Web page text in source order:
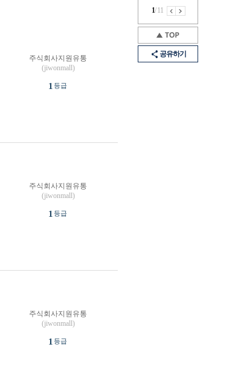
1/11
공유하기
주식회사지원유통
(jiwonmall)
1 등급
주식회사지원유통
(jiwonmall)
1 등급
주식회사지원유통
(jiwonmall)
1 등급